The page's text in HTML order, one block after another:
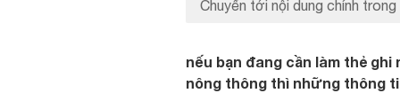
Chuyển tới nội dung chính trong
nếu bạn đang cần làm thẻ
nông thông thì những thông